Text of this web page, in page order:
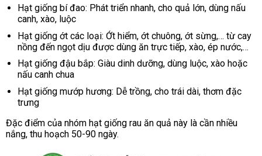
Hạt giống bí đao: Phát triển nhanh, cho quả lớn, dùng nấu
canh, xào, luộc
Hạt giống ớt các loại: Ớt hiểm, ớt chuông, ớt sừng,… từ cay
nồng đến ngọt dịu được dùng ăn trực tiếp, xào, ép nước,…
Hạt giống đậu bắp: Giàu dinh dưỡng, dùng luộc, xào hoặc
nấu canh chua
Hạt giống mướp hương: Dễ trồng, cho trái dài, thơm đặc
trưng
Đặc điểm của nhóm hạt giống rau ăn quả này là cần nhiều
nắng, thu hoạch 50-90 ngày.